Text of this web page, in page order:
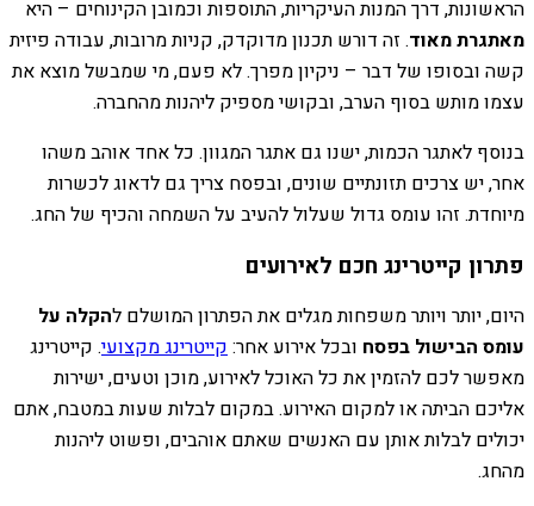
הראשונות, דרך המנות העיקריות, התוספות וכמובן הקינוחים – היא
מאתגרת מאוד. זה דורש תכנון מדוקדק, קניות מרובות, עבודה פיזית
קשה ובסופו של דבר – ניקיון מפרך. לא פעם, מי שמבשל מוצא את
עצמו מותש בסוף הערב, ובקושי מספיק ליהנות מהחברה.
בנוסף לאתגר הכמות, ישנו גם אתגר המגוון. כל אחד אוהב משהו
אחר, יש צרכים תזונתיים שונים, ובפסח צריך גם לדאוג לכשרות
מיוחדת. זהו עומס גדול שעלול להעיב על השמחה והכיף של החג.
פתרון קייטרינג חכם לאירועים
היום, יותר ויותר משפחות מגלים את הפתרון המושלם להקלה על
עומס הבישול בפסח ובכל אירוע אחר:קייטרינג מקצועי. קייטרינג
מאפשר לכם להזמין את כל האוכל לאירוע, מוכן וטעים, ישירות
אליכם הביתה או למקום האירוע. במקום לבלות שעות במטבח, אתם
יכולים לבלות אותן עם האנשים שאתם אוהבים, ופשוט ליהנות
מהחג.